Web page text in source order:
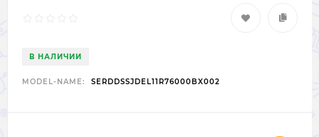
В НАЛИЧИИ
MODEL-NAME: SERDDSSJDEL11R76000BX002